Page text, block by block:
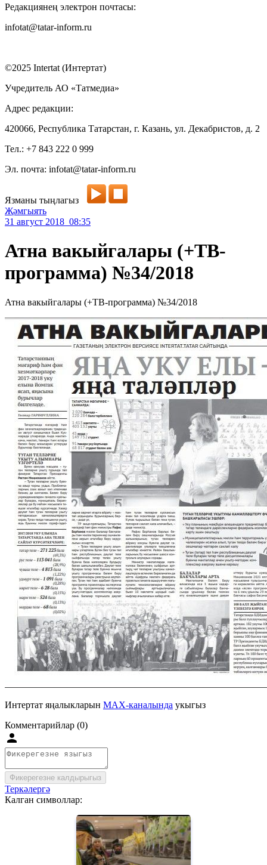
Редакциянең электрон почтасы:
infotat@tatar-inform.ru
©2025 Intertat (Интертат)
Учредитель АО «Татмедиа»
Адрес редакции:
420066, Республика Татарстан, г. Казань, ул. Декабристов, д. 2
Тел.: +7 843 222 0 999
Эл. почта: infotat@tatar-inform.ru
Язманы тыңлагыз
Җәмгыять
31 август 2018 08:35
Атна вакыйгалары (+ТВ-
программа) №34/2018
Атна вакыйгалары (+ТВ-программа) №34/2018
Интертат яңалыкларын MAX-каналында укыгыз
Комментарийлар (0)
Фикерегезне калдырыгыз
Теркәлергә
Калган символлар: